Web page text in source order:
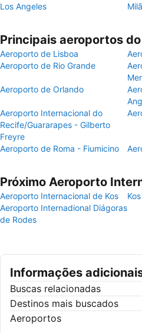
Los Angeles
Principais aeroportos
Aeroporto de Lisboa
Aeroporto de Rio Grande
Aeroporto de Orlando
Aeroporto Internacional do
Recife/Guararapes - Gilberto
Freyre
Aeroporto de Roma - Fiumicino
Próximo Aeroporto
Aeroporto Internacional de Kos
Kos
Aeroporto Internadional Diágoras
de Rodes
Informações
Buscas relacionadas
Destinos mais buscados
Aeroportos